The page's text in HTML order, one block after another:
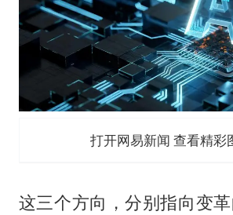
“China
把党建设得
奋进开新局
打开网易新闻 查看精彩
这三个方向，分别指向变